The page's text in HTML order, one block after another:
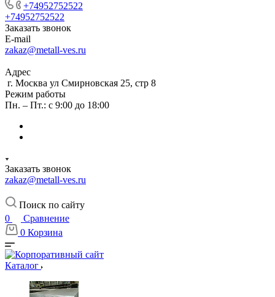
+74952752522
+74952752522
Заказать звонок
E-mail
zakaz@metall-ves.ru
Адрес
г. Москва ул Смирновская 25, стр 8
Режим работы
Пн. – Пт.: с 9:00 до 18:00
Заказать звонок
zakaz@metall-ves.ru
Поиск по сайту
0
Сравнение
0 Корзина
Каталог